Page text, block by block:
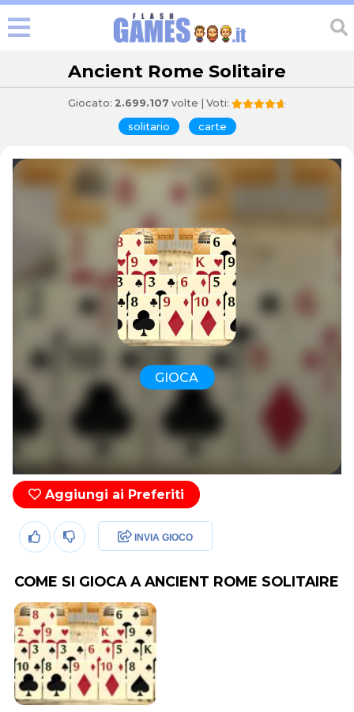
Ancient Rome Solitaire
Giocato: 2.699.107 volte | Voti:
solitario carte
GIOCA
Aggiungi ai Preferiti
INVIA GIOCO
COME SI GIOCA A ANCIENT ROME SOLITAIRE